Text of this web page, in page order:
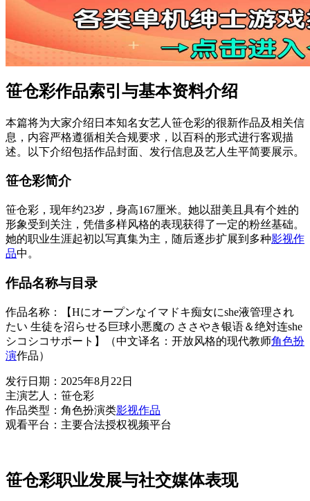
笹仓彩作品索引与基本资料介绍
本篇将为大家介绍日本知名女艺人笹仓彩的很新作品及相关信
息，内容严格遵循相关合规要求，以百科的形式进行客观描
述。以下介绍包括作品封面、发行信息及艺人生平简要展示。
笹仓彩简介
笹仓彩，现年约23岁，身高167厘米。她以甜美且具有个姓的
形象受到关注，凭借多样风格的表现获得了一定的粉丝基础。
她的职业生涯起初以写真集为主，随后逐步扩展到多种影视作
品中。
作品名称与目录
作品名称：【Hにオープンなイマドキ痴女にshe液管理され
たい 生徒を沼らせる巨球小悪魔の ささやき银语＆绝対连she
シコシコサポート】（中文译名：开放风格的现代教师角色扮
演作品）
发行日期：2025年8月22日
主演艺人：笹仓彩
作品类型：角色扮演类影视作品
观看平台：主要合法授权视频平台
笹仓彩职业发展与社交媒体表现